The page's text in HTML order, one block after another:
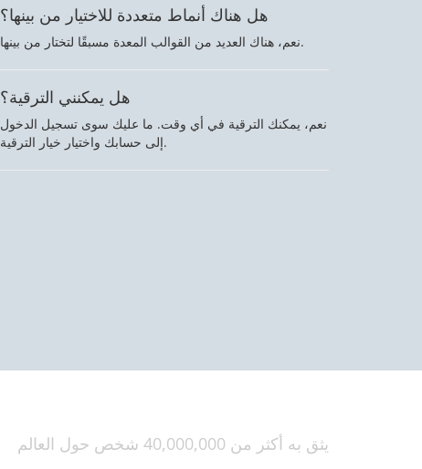
هل هناك أنماط متعددة للاختيار من بينها؟
نعم، هناك العديد من القوالب المعدة مسبقًا لتختار من بينها.
هل يمكنني الترقية؟
نعم، يمكنك الترقية في أي وقت. ما عليك سوى تسجيل الدخول
إلى حسابك واختيار خيار الترقية.
يثق به أكثر من 40,000,000 شخص حول العالم